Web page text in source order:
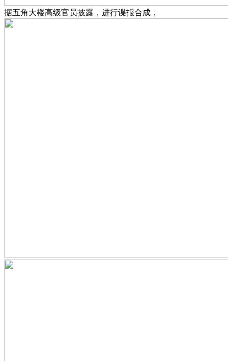
据五角大楼高级官员披露，进行谍报合成，